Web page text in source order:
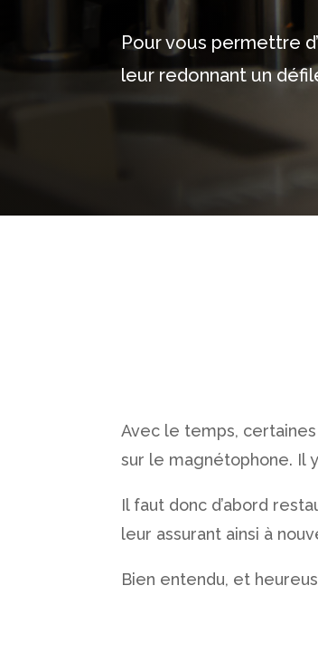
Pour vous permettre
leur redonnant un
Avec le temps,
sur le magnétophone. Il
Il faut donc d’abord
leur assurant ainsi à
Bien entendu, et